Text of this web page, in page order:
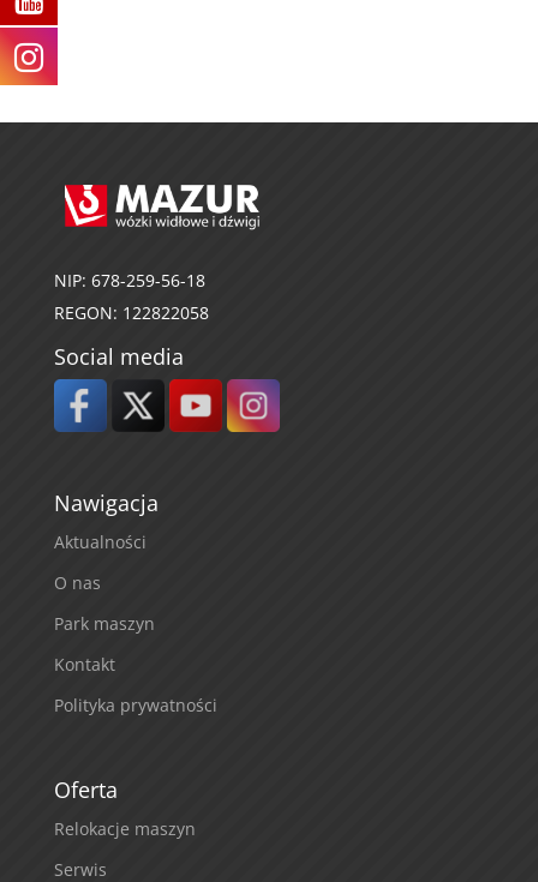
NIP: 678-259-56-18
REGON: 122822058
Social media
Nawigacja
Aktualności
O nas
Park maszyn
Kontakt
Polityka prywatności
Oferta
Relokacje maszyn
Serwis